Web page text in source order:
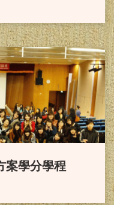
業生114年
績優
會工作師高
生參加114
案學分學程